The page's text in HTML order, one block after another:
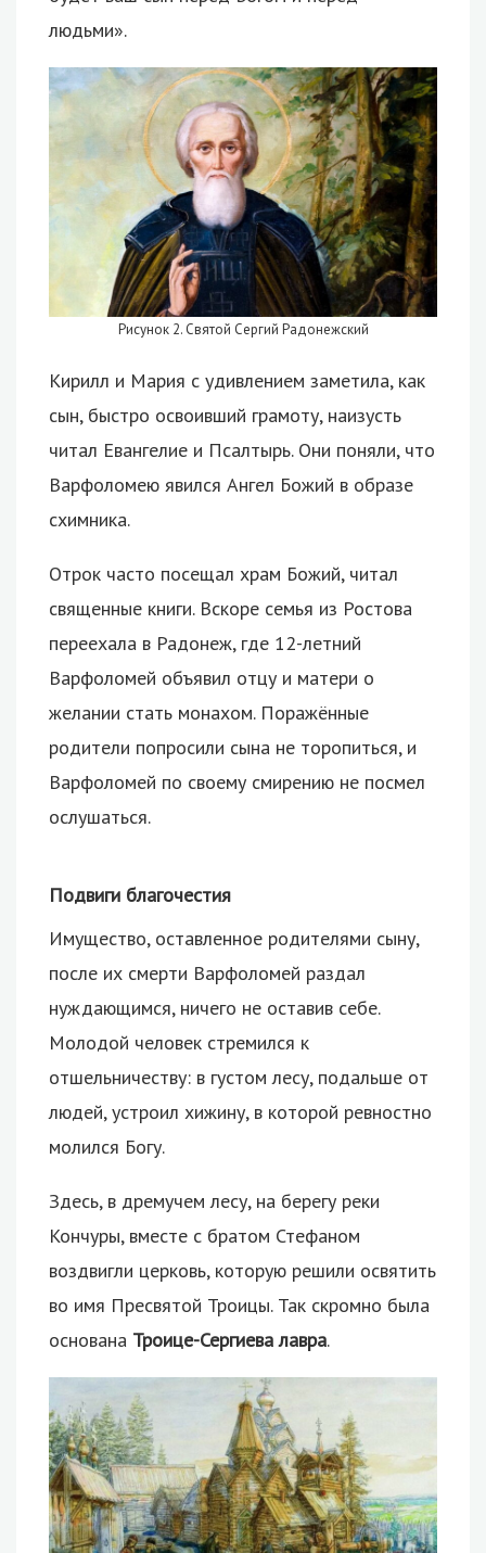
людьми».
Рисунок 2. Святой Сергий Радонежский
Кирилл и Мария с удивлением заметила, как
сын, быстро освоивший грамоту, наизусть
читал Евангелие и Псалтырь. Они поняли, что
Варфоломею явился Ангел Божий в образе
схимника.
Отрок часто посещал храм Божий, читал
священные книги. Вскоре семья из Ростова
переехала в Радонеж, где 12-летний
Варфоломей объявил отцу и матери о
желании стать монахом. Поражённые
родители попросили сына не торопиться, и
Варфоломей по своему смирению не посмел
ослушаться.
Подвиги благочестия
Имущество, оставленное родителями сыну,
после их смерти Варфоломей раздал
нуждающимся, ничего не оставив себе.
Молодой человек стремился к
отшельничеству: в густом лесу, подальше от
людей, устроил хижину, в которой ревностно
молился Богу.
Здесь, в дремучем лесу, на берегу реки
Кончуры, вместе с братом Стефаном
воздвигли церковь, которую решили освятить
во имя Пресвятой Троицы. Так скромно была
основана Троице-Сергиева лавра.